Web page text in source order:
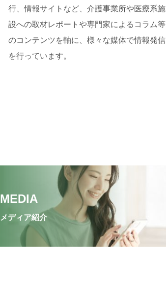
行、情報サイトなど、介護事業所や医療系施
設への取材レポートや専門家によるコラム等
のコンテンツを軸に、様々な媒体で情報発信
を行っています。
MEDIA
メディア紹介